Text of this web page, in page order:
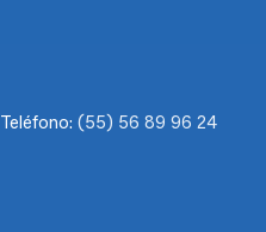
Teléfono: (55) 56 89 96 24